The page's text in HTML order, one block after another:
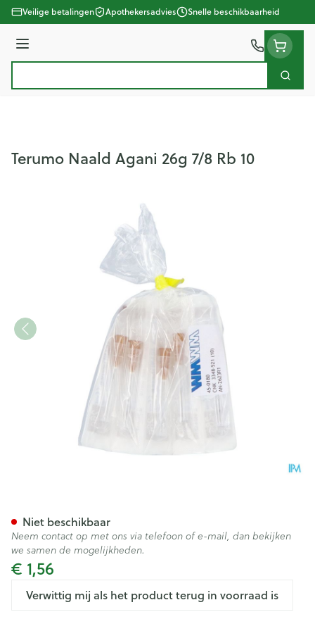
Ga naar de inhoud
Veilige betalingen Apothekersadvies Snelle beschikbaarheid
Menu
Zoek
Terumo Naald Agani 26g 7/8 Rb 10
€ 1,56
Verwittig mij als het product terug in voorraad is
Niet beschikbaar
Neem contact op met ons via telefoon of e-mail, dan bekijken
we samen de mogelijkheden.